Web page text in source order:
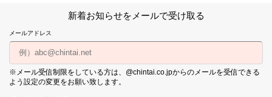
新着お知らせをメールで受け取る
メールアドレス
※メール受信制限をしている方は、@chintai.co.jpからのメールを受信できる
よう設定の変更をお願い致します。